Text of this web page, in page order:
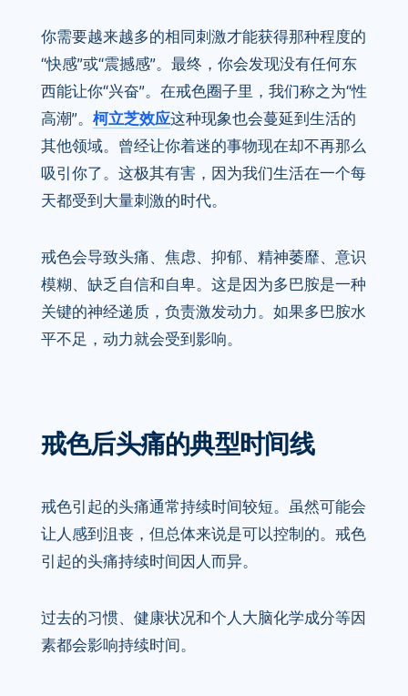
你需要越来越多的相同刺激才能获得那种程度的
“快感”或“震撼感”。最终，你会发现没有任何东
西能让你“兴奋”。在戒色圈子里，我们称之为“性
高潮”。 柯立芝效应这种现象也会蔓延到生活的
其他领域。曾经让你着迷的事物现在却不再那么
吸引你了。这极其有害，因为我们生活在一个每
天都受到大量刺激的时代。
戒色会导致头痛、焦虑、抑郁、精神萎靡、意识
模糊、缺乏自信和自卑。这是因为多巴胺是一种
关键的神经递质，负责激发动力。如果多巴胺水
平不足，动力就会受到影响。
戒色后头痛的典型时间线
戒色引起的头痛通常持续时间较短。虽然可能会
让人感到沮丧，但总体来说是可以控制的。戒色
引起的头痛持续时间因人而异。
过去的习惯、健康状况和个人大脑化学成分等因
素都会影响持续时间。